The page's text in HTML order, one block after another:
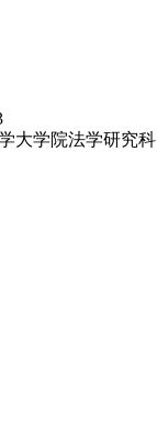
大学院法学研究科